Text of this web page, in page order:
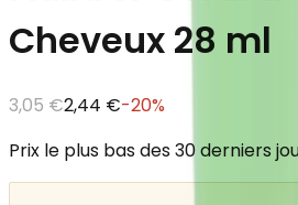
Cheveux 28 ml
3,05 €2,44 €-20%
Prix le plus bas des 30 derniers